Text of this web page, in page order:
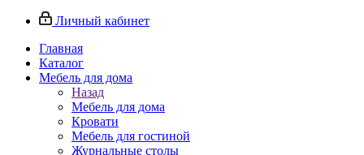
Личный кабинет
Главная
Каталог
Мебель для дома
Назад
Мебель для дома
Кровати
Мебель для гостиной
Журнальные столы